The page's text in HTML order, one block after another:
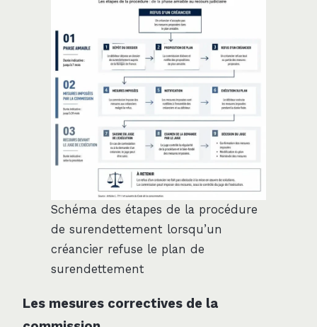
Schéma des étapes de la procédure
de surendettement lorsqu’un
créancier refuse le plan de
surendettement
Les mesures correctives de la